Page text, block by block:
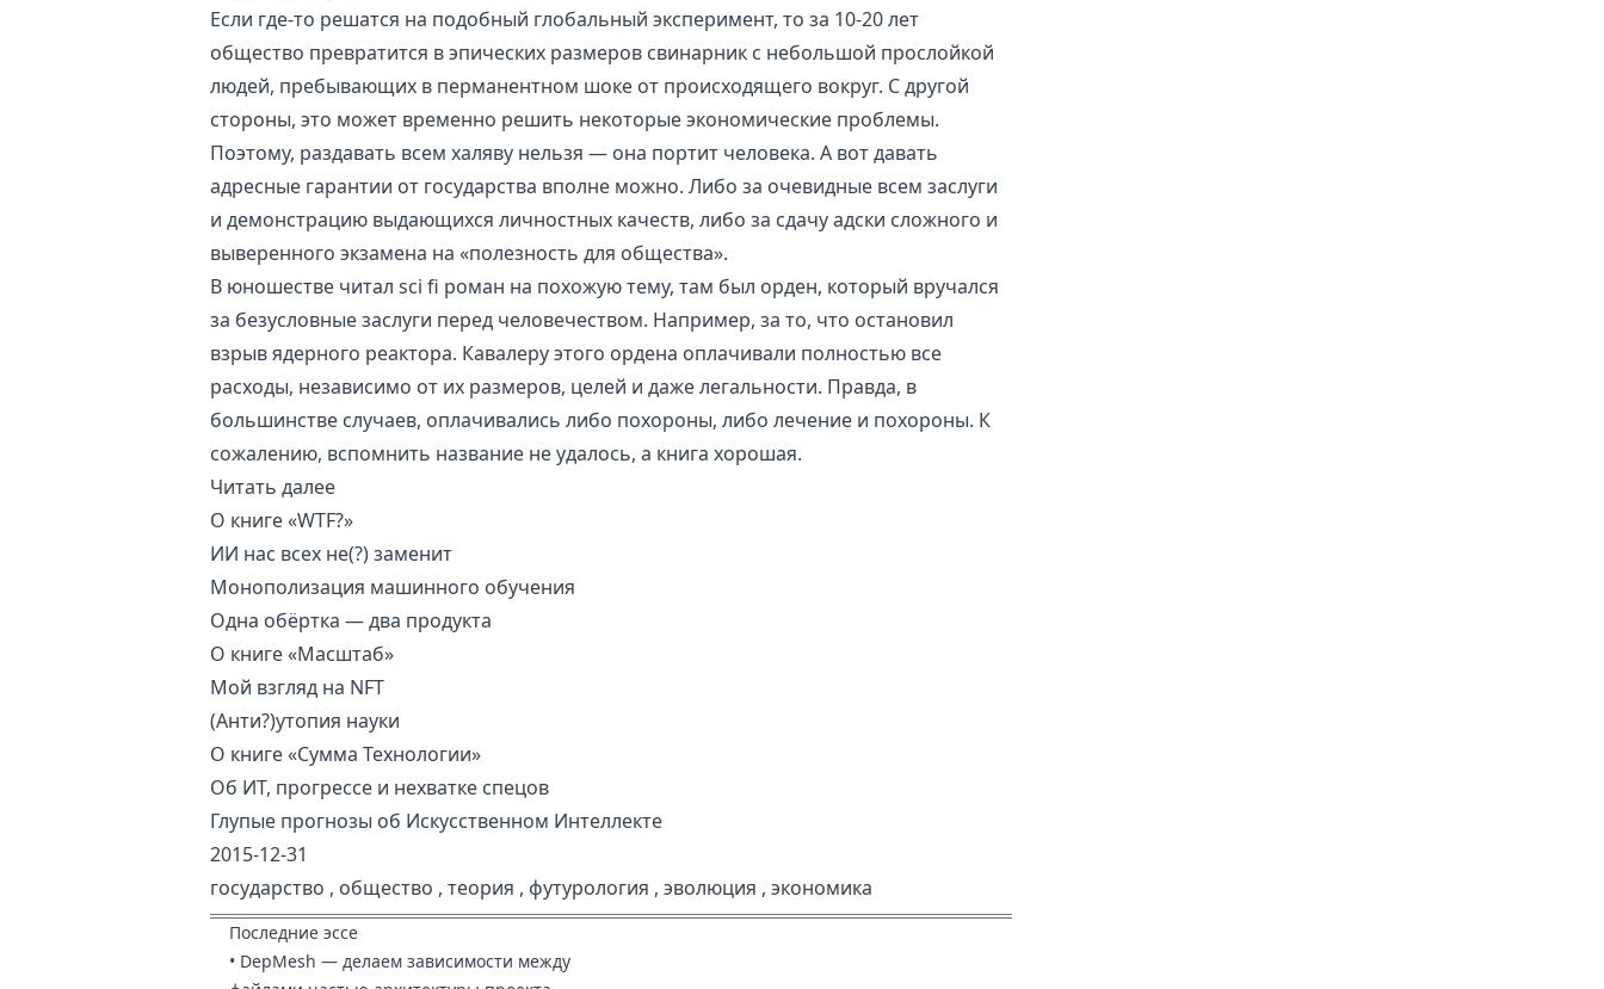
Если где-то решатся на подобный глобальный эксперимент, то за 10-20 лет
общество превратится в эпических размеров свинарник с небольшой прослойкой
людей, пребывающих в перманентном шоке от происходящего вокруг. С другой
стороны, это может временно решить некоторые экономические проблемы.
Поэтому, раздавать всем халяву нельзя — она портит человека. А вот давать
адресные гарантии от государства вполне можно. Либо за очевидные всем заслуги
и демонстрацию выдающихся личностных качеств, либо за сдачу адски сложного и
выверенного экзамена на «полезность для общества».
В юношестве читал sci fi роман на похожую тему, там был орден, который вручался
за безусловные заслуги перед человечеством. Например, за то, что остановил
взрыв ядерного реактора. Кавалеру этого ордена оплачивали полностью все
расходы, независимо от их размеров, целей и даже легальности. Правда, в
большинстве случаев, оплачивались либо похороны, либо лечение и похороны. К
сожалению, вспомнить название не удалось, а книга хорошая.
Читать далее
О книге «WTF?»
ИИ нас всех не(?) заменит
Монополизация машинного обучения
Одна обёртка — два продукта
О книге «Масштаб»
Мой взгляд на NFT
(Анти?)утопия науки
О книге «Сумма Технологии»
Об ИТ, прогрессе и нехватке спецов
Глупые прогнозы об Искусственном Интеллекте
2015-12-31
государство , общество , теория , футурология , эволюция , экономика
Последние эссе
• DepMesh — делаем зависимости между